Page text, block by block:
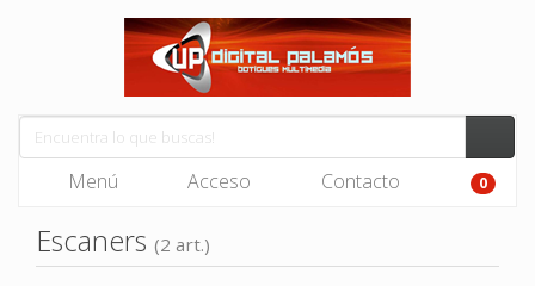
Menú Acceso Contacto 0
Escaners (2 art.)